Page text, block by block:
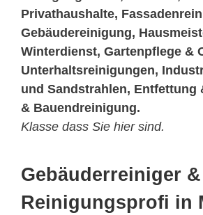
Privathaushalte,
Gebäudereinigung,
Winterdienst, Gartenpflege &
Unterhaltsreinigungen,
und Sandstrahlen, Entfettung
& Bauendreinigung.
Klasse dass Sie hier sind.
Gebäuderreiniger &
Reinigungsprofi in